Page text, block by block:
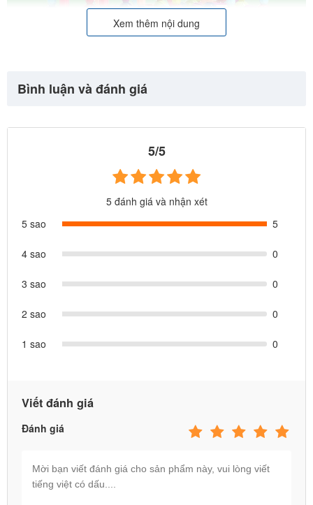
Xem thêm nội dung
Bình luận và đánh giá
5/5
5 đánh giá và nhận xét
5 sao
5
4 sao 0
3 sao 0
2 sao 0
1 sao 0
Viết đánh giá
Đánh giá